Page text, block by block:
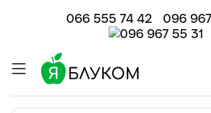
066 555 74 42 096